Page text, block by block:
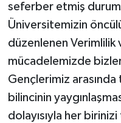
seferber etmiş
Üniversitemizin
düzenlenen Verimlilik
mücadelemizde
Gençlerimiz
bilincinin
dolayısıyla her